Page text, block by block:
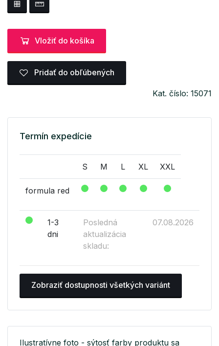
Vložiť do košíka
Pridať do obľúbených
Kat. číslo: 15071
Termín expedície
S M L XL XXL
formula red
1-3
dni
Posledná
aktualizácia
skladu:
07.08.2026
Zobraziť dostupnosti všetkých variánt
Ilustratívne foto - sýtosť farby produktu sa